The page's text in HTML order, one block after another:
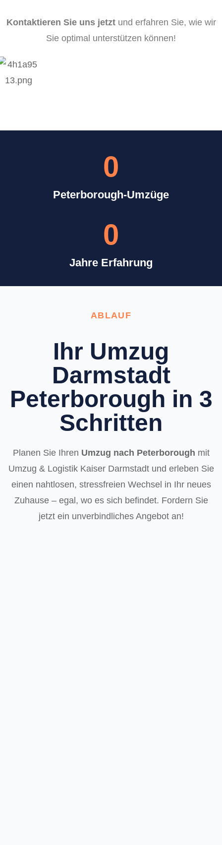
Kontaktieren Sie uns jetztund erfahren Sie, wie wir
Sie optimal unterstützen können!
Peterborough-Umzüge
0
Jahre Erfahrung
0
ABLAUF
Ihr Umzug
Darmstadt
Peterborough in 3
Schritten
Planen Sie Ihren Umzug nach Peterborough mit
Umzug & Logistik Kaiser Darmstadt und erleben Sie
einen nahtlosen, stressfreien Wechsel in Ihr neues
Zuhause – egal, wo es sich befindet. Fordern Sie
jetzt ein unverbindliches Angebot an!